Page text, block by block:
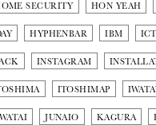
SECURITY HON YEAH
HYPHENBAR IBM ICT
INSTAGRAM
ITOSHIMAP
JUNAIO KAGURA